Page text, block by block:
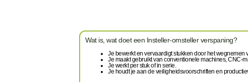
Wat is, wat doet een Insteller-omsteller verspaning?
Je bewerkt en vervaardigt stukken door het wegnemen
Je maakt gebruikt van conventionele machines, CNC-
Je werkt per stuk of in serie.
Je houdt je aan de veiligheidsvoorschriften en